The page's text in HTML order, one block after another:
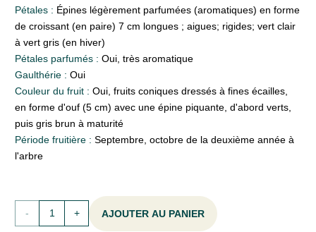
Pétales : Épines légèrement parfumées (aromatiques) en forme
de croissant (en paire) 7 cm longues ; aigues; rigides; vert clair
à vert gris (en hiver)
Pétales parfumés : Oui, très aromatique
Gaulthérie : Oui
Couleur du fruit : Oui, fruits coniques dressés à fines écailles,
en forme d'ouf (5 cm) avec une épine piquante, d'abord verts,
puis gris brun à maturité
Période fruitière : Septembre, octobre de la deuxième année à
l'arbre
quantité AJOUTER AU PANIER